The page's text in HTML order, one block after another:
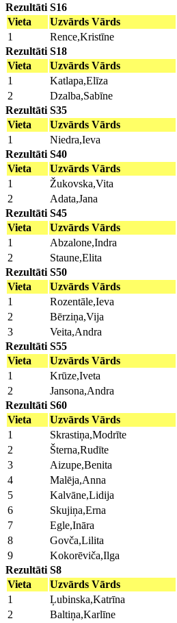
Rezultāti S16
Vieta
Uzvārds Vārds
1
Rence,Kristīne
Rezultāti S18
Vieta
Uzvārds Vārds
1
Katlapa,Elīza
2
Dzalba,Sabīne
Rezultāti S35
Vieta
Uzvārds Vārds
1
Niedra,Ieva
Rezultāti S40
Vieta
Uzvārds Vārds
1
Žukovska,Vita
2
Adata,Jana
Rezultāti S45
Vieta
Uzvārds Vārds
1
Abzalone,Indra
2
Staune,Elita
Rezultāti S50
Vieta
Uzvārds Vārds
1
Rozentāle,Ieva
2
Bērziņa,Vija
3
Veita,Andra
Rezultāti S55
Vieta
Uzvārds Vārds
1
Krūze,Iveta
2
Jansona,Andra
Rezultāti S60
Vieta
Uzvārds Vārds
1
Skrastiņa,Modrīte
2
Šterna,Rudīte
3
Aizupe,Benita
4
Malēja,Anna
5
Kalvāne,Lidija
6
Skujiņa,Erna
7
Egle,Ināra
8
Govča,Lilita
9
Kokorēviča,Ilga
Rezultāti S8
Vieta
Uzvārds Vārds
1
Ļubinska,Katrīna
2
Baltiņa,Karlīne